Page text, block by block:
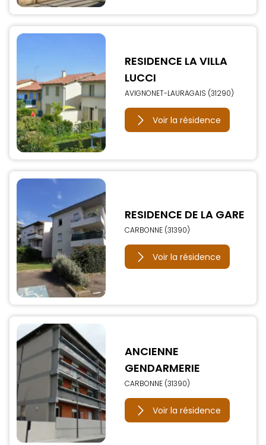
RESIDENCE LA VILLA
LUCCI
AVIGNONET-LAURAGAIS (31290)
Voir la résidence
RESIDENCE DE LA GARE
CARBONNE (31390)
Voir la résidence
ANCIENNE
GENDARMERIE
CARBONNE (31390)
Voir la résidence